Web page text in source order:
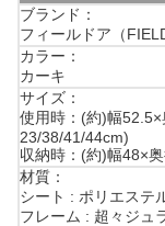
ブランド：
フィールドア（
カラー：
カーキ
サイズ：
使用時：(約)幅
23/38/41/44cm)
収納時：(約)幅48×
材質：
シート : ポリエステ
フレーム : 超々ジュ